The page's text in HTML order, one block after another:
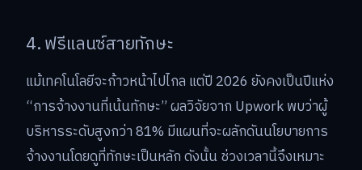
4. ฟรีแลนซ์สายทักษะ
แม้เทคโนโลยีจะก้าวหน้าไปไกล แต่ปี 2026 ยังคงเป็นปีแห่ง
“การจ้างงานที่เน้นทักษะ” ผลวิจัยจาก Upwork พบว่าผู้
บริหารระดับสูงกว่า 81% มีแผนที่จะผลักดันนโยบายการ
จ้างงานโดยดูที่ทักษะเป็นหลัก ดังนั้น ช่วงเวลานี้จึงเหมาะ